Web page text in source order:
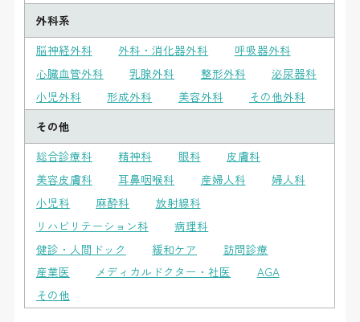
外科系
脳神経外科
外科・消化器外科
呼吸器外科
心臓血管外科
乳腺外科 整形外科
泌尿器科
小児外科
形成外科 美容外科
その他外科
その他
総合診療科
精神科 眼科
皮膚科
美容皮膚科
耳鼻咽喉科 産婦人科
婦人科
小児科
麻酔科
放射線科
リハビリテーション科
病理科
健診・人間ドック
緩和ケア
訪問診療
産業医
メディカルドクター・社医
AGA
その他